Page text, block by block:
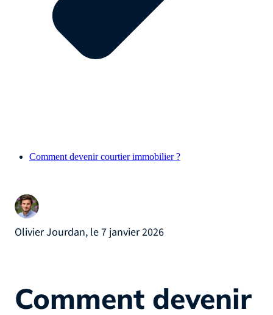
Comment devenir courtier immobilier ?
Olivier Jourdan, le 7 janvier 2026
Comment devenir